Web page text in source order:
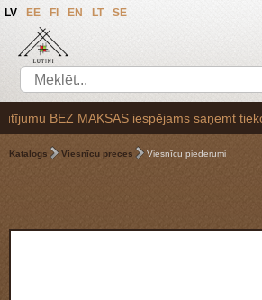
LV EE FI EN LT SE
BEZ MAKSAS iespējams saņemt
Katalogs Viesnīcu preces Viesnīcu piederumi